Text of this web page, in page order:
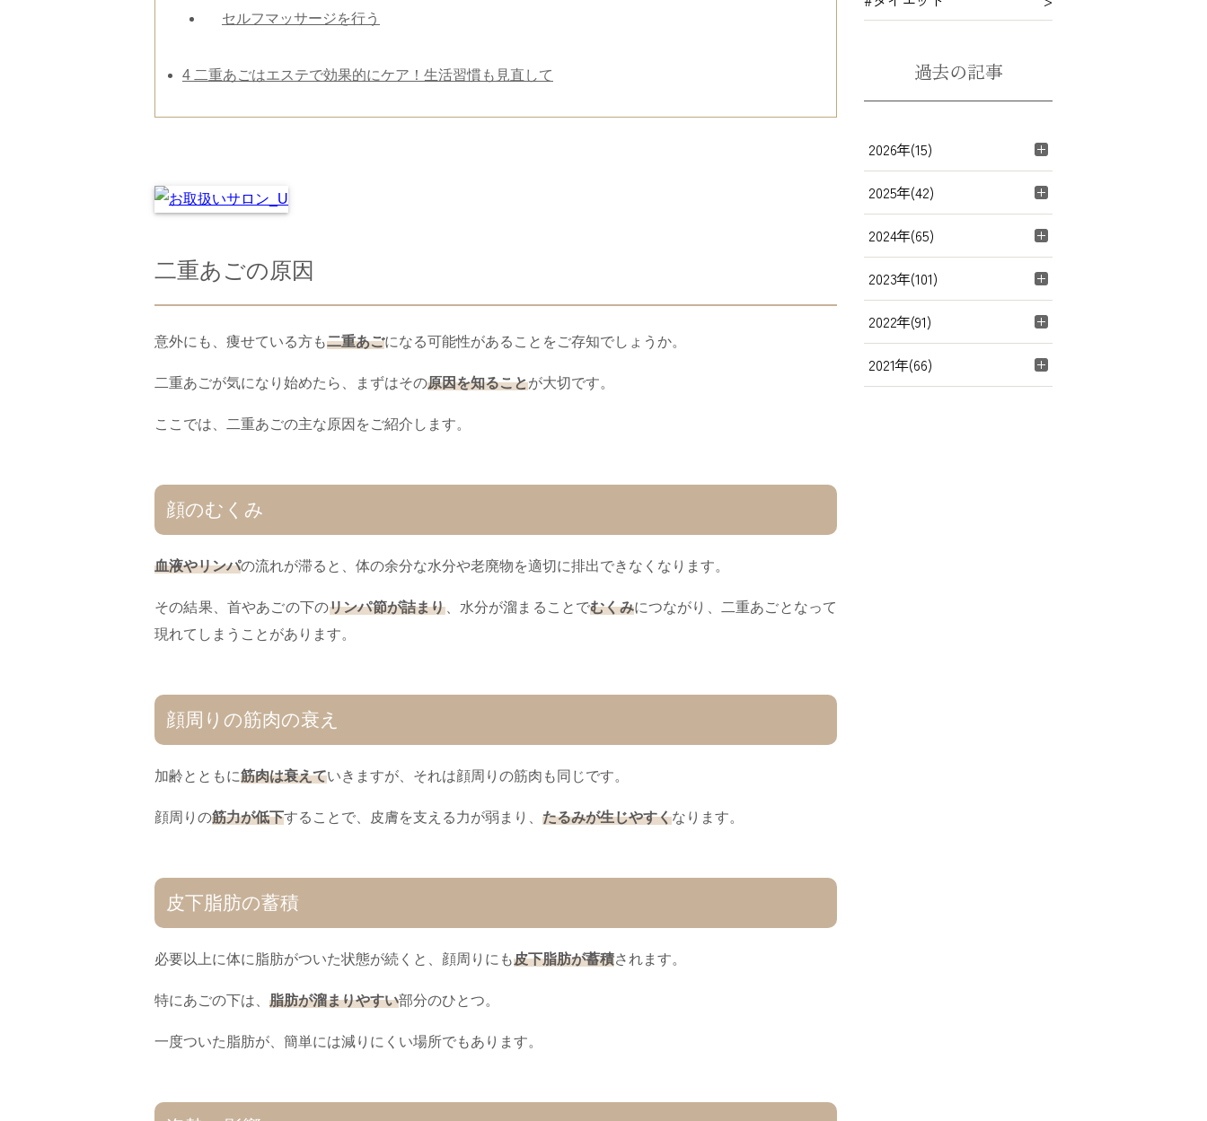
セルフマッサージを行う
4 二重あごはエステで効果的にケア！生活習慣も見直して
二重あごの原因
意外にも、痩せている方も二重あごになる可能性があることをご存知でしょうか。
二重あごが気になり始めたら、まずはその原因を知ることが大切です。
ここでは、二重あごの主な原因をご紹介します。
顔のむくみ
血液やリンパの流れが滞ると、体の余分な水分や老廃物を適切に排出できなくなります。
その結果、首やあごの下のリンパ節が詰まり、水分が溜まることでむくみにつながり、二重あごとなって
現れてしまうことがあります。
顔周りの筋肉の衰え
加齢とともに筋肉は衰えていきますが、それは顔周りの筋肉も同じです。
顔周りの筋力が低下することで、皮膚を支える力が弱まり、 たるみが生じやすくなります。
皮下脂肪の蓄積
必要以上に体に脂肪がついた状態が続くと、顔周りにも皮下脂肪が蓄積されます。
特にあごの下は、 脂肪が溜まりやすい部分のひとつ。
一度ついた脂肪が、簡単には減りにくい場所でもあります。
過去の記事
2026年(15)
2025年(42)
2024年(65)
2023年(101)
2022年(91)
2021年(66)